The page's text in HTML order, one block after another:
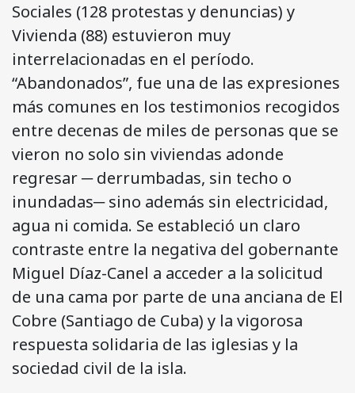
Sociales (128 protestas y denuncias) y
Vivienda (88) estuvieron muy
interrelacionadas en el período.
“Abandonados”, fue una de las expresiones
más comunes en los testimonios recogidos
entre decenas de miles de personas que se
vieron no solo sin viviendas adonde
regresar ─ derrumbadas, sin techo o
inundadas─ sino además sin electricidad,
agua ni comida. Se estableció un claro
contraste entre la negativa del gobernante
Miguel Díaz-Canel a acceder a la solicitud
de una cama por parte de una anciana de El
Cobre (Santiago de Cuba) y la vigorosa
respuesta solidaria de las iglesias y la
sociedad civil de la isla.